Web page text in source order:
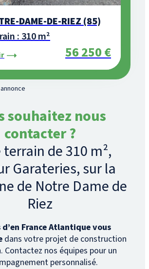
DAME-DE-RIEZ (85)
: 310 m²
56 250 €
souhaitez nous
contacter ?
de 310 m²,
Garateries, sur la
de Notre Dame de
Riez
d’en France Atlantique vous
dans votre projet de construction
Contactez nos équipes pour un
personnalisé.